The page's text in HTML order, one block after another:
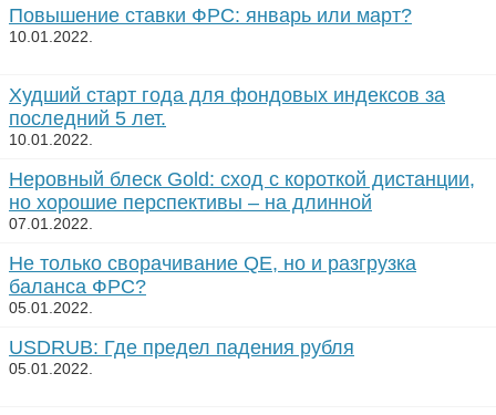
Повышение ставки ФРС: январь или март?
10.01.2022.
Худший старт года для фондовых индексов за
последний 5 лет.
10.01.2022.
Неровный блеск Gold: сход с короткой дистанции,
но хорошие перспективы – на длинной
07.01.2022.
Не только сворачивание QE, но и разгрузка
баланса ФРС?
05.01.2022.
USDRUB: Где предел падения рубля
05.01.2022.